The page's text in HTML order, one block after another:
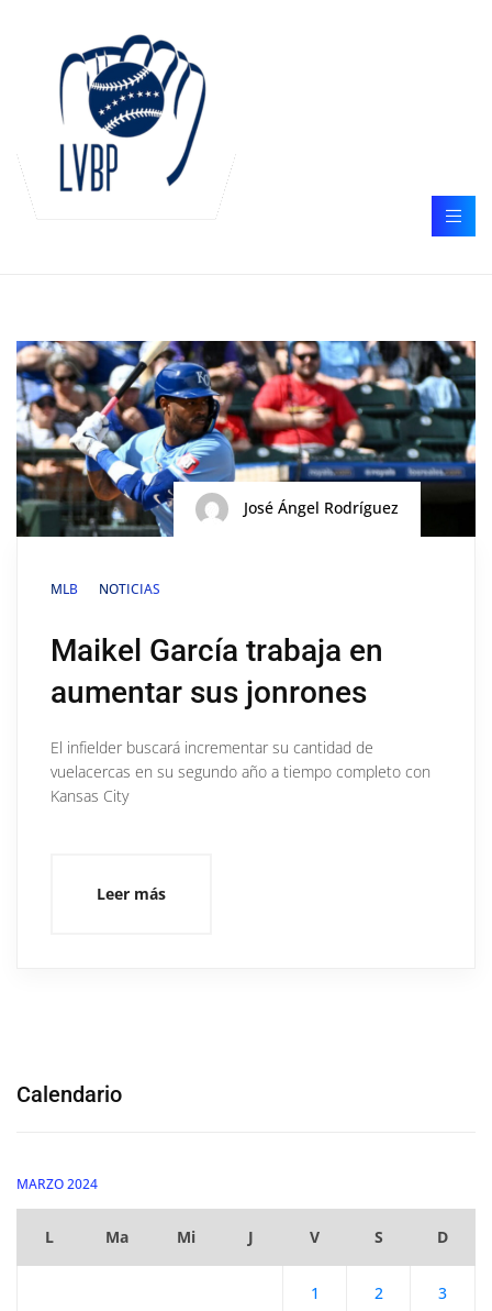
José Ángel Rodríguez
MLB NOTICIAS
Maikel García trabaja en
aumentar sus jonrones
El infielder buscará incrementar su cantidad de
vuelacercas en su segundo año a tiempo completo con
Kansas City
Leer más
Calendario
MARZO 2024
L Ma Mi J V S D
1 2 3